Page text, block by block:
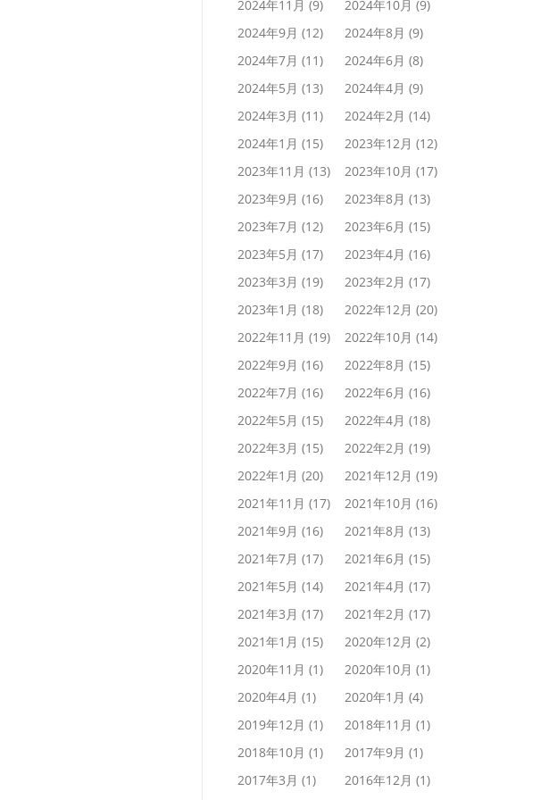
2024年11月 (9) 2024年10月 (9)
2024年9月 (12) 2024年8月 (9)
2024年7月 (11) 2024年6月 (8)
2024年5月 (13) 2024年4月 (9)
2024年3月 (11) 2024年2月 (14)
2024年1月 (15) 2023年12月 (12)
2023年11月 (13) 2023年10月 (17)
2023年9月 (16) 2023年8月 (13)
2023年7月 (12) 2023年6月 (15)
2023年5月 (17) 2023年4月 (16)
2023年3月 (19) 2023年2月 (17)
2023年1月 (18) 2022年12月 (20)
2022年11月 (19) 2022年10月 (14)
2022年9月 (16) 2022年8月 (15)
2022年7月 (16) 2022年6月 (16)
2022年5月 (15) 2022年4月 (18)
2022年3月 (15) 2022年2月 (19)
2022年1月 (20) 2021年12月 (19)
2021年11月 (17) 2021年10月 (16)
2021年9月 (16) 2021年8月 (13)
2021年7月 (17) 2021年6月 (15)
2021年5月 (14) 2021年4月 (17)
2021年3月 (17) 2021年2月 (17)
2021年1月 (15) 2020年12月 (2)
2020年11月 (1) 2020年10月 (1)
2020年4月 (1) 2020年1月 (4)
2019年12月 (1) 2018年11月 (1)
2018年10月 (1) 2017年9月 (1)
2017年3月 (1) 2016年12月 (1)